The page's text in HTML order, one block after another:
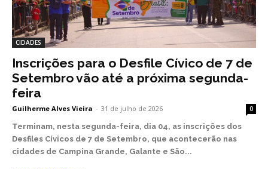
CIDADES
Inscrições para o Desfile Cívico de 7 de
Setembro vão até a próxima segunda-
feira
Guilherme Alves Vieira - 31 de julho de 2026 0
Terminam, nesta segunda-feira, dia 04, as inscrições dos
Desfiles Cívicos de 7 de Setembro, que acontecerão nas
cidades de Campina Grande, Galante e São...